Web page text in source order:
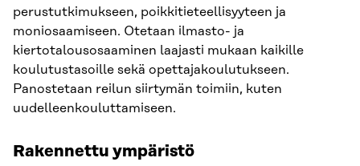
perustutkimukseen, poikkitieteellisyyteen ja
moniosaamiseen. Otetaan ilmasto- ja
kiertotalousosaaminen laajasti mukaan kaikille
koulutustasoille sekä opettajakoulutukseen.
Panostetaan reilun siirtymän toimiin, kuten
uudelleenkouluttamiseen.
Rakennettu ympäristö